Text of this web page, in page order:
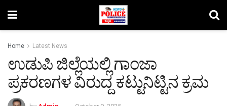
Home Latest News
ಉಡುಪಿ ಜಿಲ್ಲೆಯಲ್ಲಿ ಗಾಂಜಾ
ಪ್ರಕರಣಗಳ ವಿರುದ್ದ ಕಟ್ಟುನಿಟ್ಟಿನ ಕ್ರಮ